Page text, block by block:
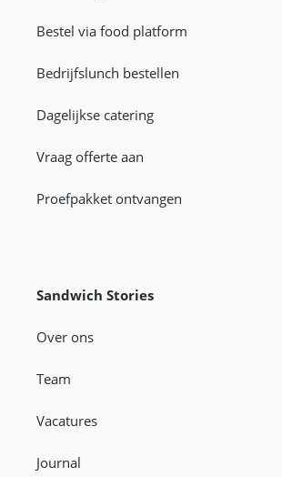
Bestel via food platform
Bedrijfslunch bestellen
Dagelijkse catering
Vraag offerte aan
Proefpakket ontvangen
Sandwich Stories
Over ons
Team
Vacatures
Journal